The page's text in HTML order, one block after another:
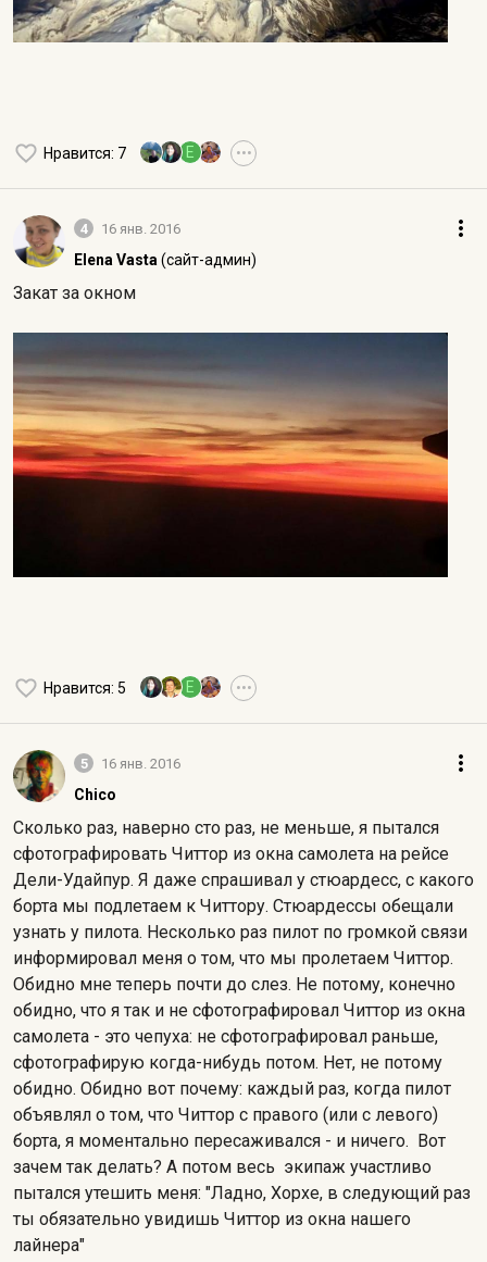
Нравится: 7 E •••
4 16 янв. 2016
Elena Vasta (сайт-админ)
Закат за окном
Нравится: 5 E •••
5 16 янв. 2016
Chico
Сколько раз, наверно сто раз, не меньше, я пытался
сфотографировать Читтор из окна самолета на рейсе
Дели-Удайпур. Я даже спрашивал у стюардесс, с какого
борта мы подлетаем к Читтору. Стюардессы обещали
узнать у пилота. Несколько раз пилот по громкой связи
информировал меня о том, что мы пролетаем Читтор.
Обидно мне теперь почти до слез. Не потому, конечно
обидно, что я так и не сфотографировал Читтор из окна
самолета - это чепуха: не сфотографировал раньше,
сфотографирую когда-нибудь потом. Нет, не потому
обидно. Обидно вот почему: каждый раз, когда пилот
объявлял о том, что Читтор с правого (или с левого)
борта, я моментально пересаживался - и ничего. Вот
зачем так делать? А потом весь экипаж участливо
пытался утешить меня: "Ладно, Хорхе, в следующий раз
ты обязательно увидишь Читтор из окна нашего
лайнера"